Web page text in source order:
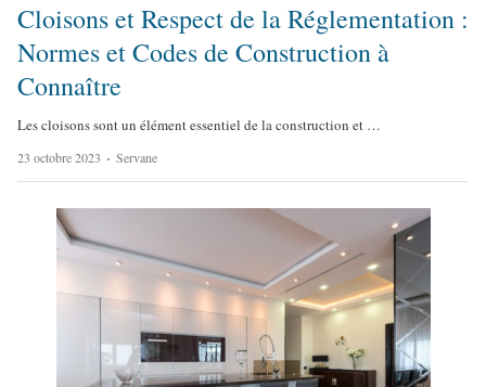
Cloisons et Respect de la Réglementation :
Normes et Codes de Construction à
Connaître
Les cloisons sont un élément essentiel de la construction et …
23 octobre 2023
A
u
o
r
Servane